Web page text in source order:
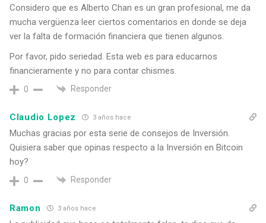
Considero que es Alberto Chan es un gran profesional, me da
mucha vergüenza leer ciertos comentarios en donde se deja
ver la falta de formación financiera que tienen algunos.
Por favor, pido seriedad. Esta web es para educarnos
financieramente y no para contar chismes.
0 Responder
Claudio Lopez 3 años hace
Muchas gracias por esta serie de consejos de Inversión.
Quisiera saber que opinas respecto a la Inversión en Bitcoin
hoy?
0 Responder
Ramon 3 años hace